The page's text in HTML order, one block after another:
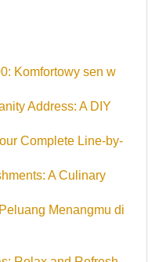
Komfortowy sen w
Address: A DIY
Complete Line-by-
A Culinary
Menangmu di